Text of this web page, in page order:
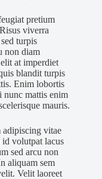
pretium
viverra
turpis
non diam
at imperdiet
blandit turpis
Enim lobortis
nunc mattis enim
mauris.
adipiscing vitae
volutpat lacus
sed arcu non
aliquam sem
Velit laoreet